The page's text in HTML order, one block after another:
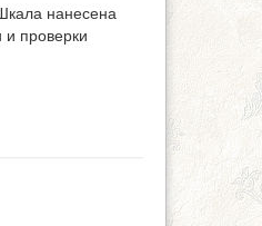
нанесена
проверки